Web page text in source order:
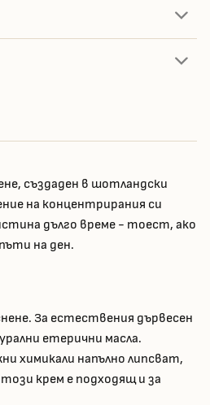
създаден в шотландски
на концентрирания си
дълго време - тоест, ако
на ден.
За естествения дървесен
етерични масла.
химикали напълно липсват,
крем е подходящ и за